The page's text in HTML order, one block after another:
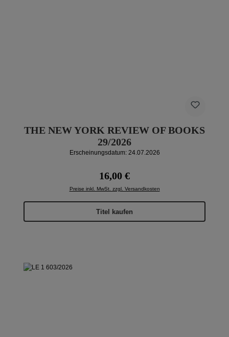
THE NEW YORK REVIEW OF BOOKS
29/2026
Erscheinungsdatum: 24.07.2026
Regulärer Preis:
16,00 €
Preise inkl. MwSt. zzgl. Versandkosten
Titel kaufen